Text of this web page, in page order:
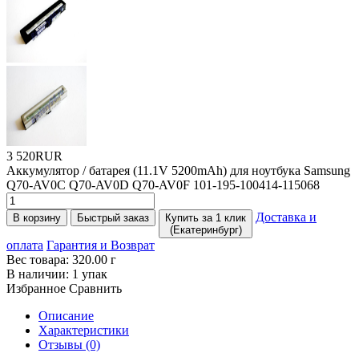
3 520RUR
Аккумулятор / батарея (11.1V 5200mAh) для ноутбука Samsung
Q70-AV0C Q70-AV0D Q70-AV0F 101-195-100414-115068
В корзину Быстрый заказ
Купить за 1 клик
(Екатеринбург)
Доставка и
оплата Гарантия и Возврат
Вес товара: 320.00 г
В наличии: 1 упак
Избранное Сравнить
Описание
Характеристики
Отзывы (0)